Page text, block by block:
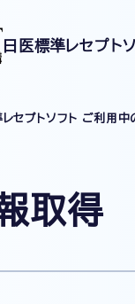
日医標準レセプト
レセプトソフト ご利用中
取得